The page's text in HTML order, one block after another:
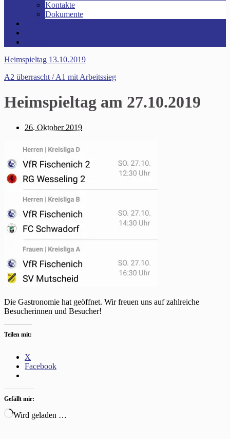
Kontakte
Dokumente
Heimspieltag 13.10.2019
A2 überrascht / A1 mit Arbeitssieg
Heimspieltag am 27.10.2019
26. Oktober 2019
Die Gastronomie hat geöffnet. Wir freuen uns auf zahlreiche
Besucherinnen und Besucher!
Teilen mit:
X
Facebook
Gefällt mir:
Wird geladen …